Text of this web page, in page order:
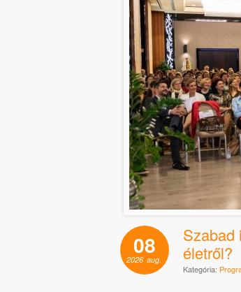
08
2026 aug.
Szabad
életről?
Kategória: